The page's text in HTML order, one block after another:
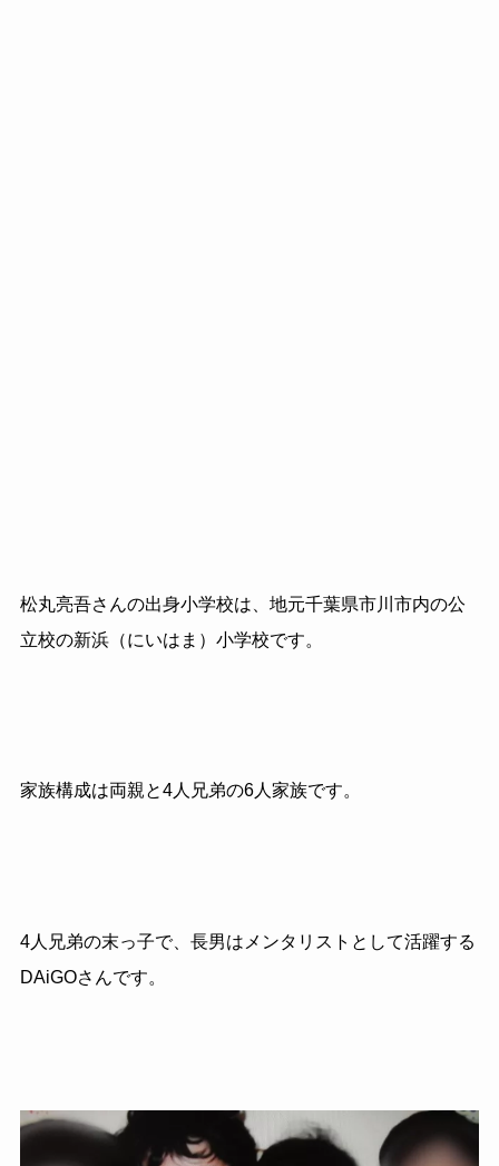
松丸亮吾さんの出身小学校は、地元千葉県市川市内の公
立校の新浜（にいはま）小学校です。
家族構成は両親と4人兄弟の6人家族です。
4人兄弟の末っ子で、長男はメンタリストとして活躍する
DAiGOさんです。